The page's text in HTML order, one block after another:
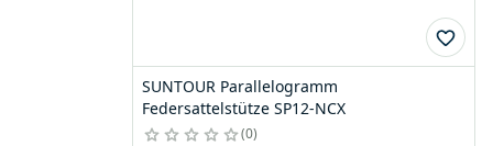
SUNTOUR Parallelogramm
Federsattelstütze SP12-NCX
0